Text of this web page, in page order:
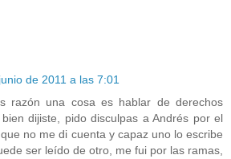
de 2011 a las 7:01
razón una cosa es hablar de derechos
dijiste, pido disculpas a Andrés por el
no me di cuenta y capaz uno lo escribe
ser leído de otro, me fui por las ramas,